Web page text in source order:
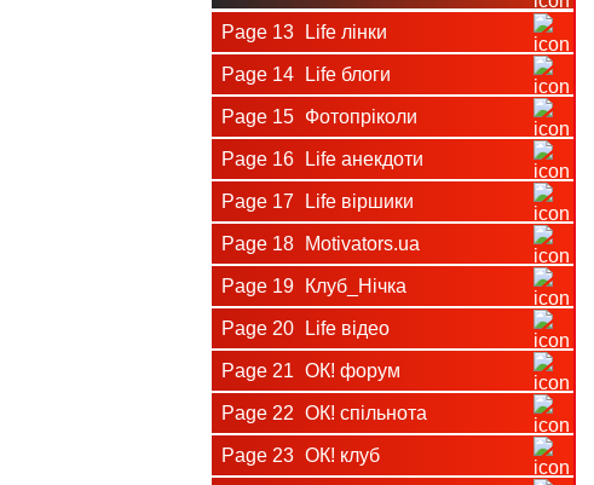
Page 13 Life лінки
Page 14 Life блоги
Page 15 Фотопріколи
Page 16 Life анекдоти
Page 17 Life віршики
Page 18 Motivators.ua
Page 19 Клуб_Нічка
Page 20 Life відео
Page 21 ОК! форум
Page 22 ОК! спільнота
Page 23 ОК! клуб